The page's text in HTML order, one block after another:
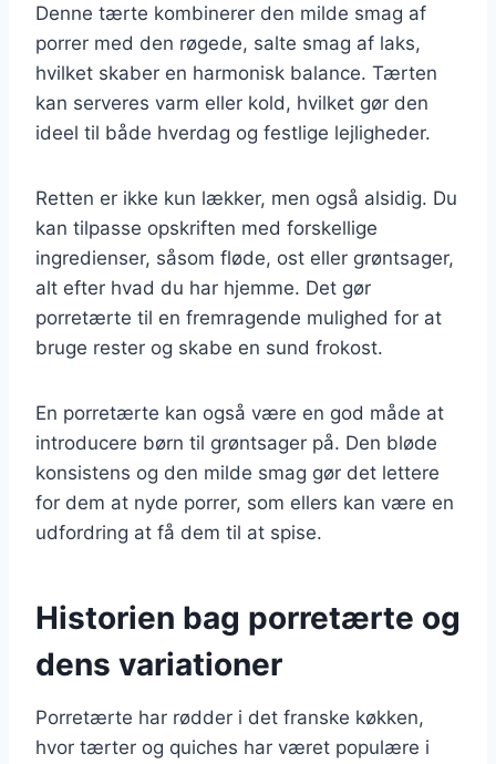
Denne tærte kombinerer den milde smag af
porrer med den røgede, salte smag af laks,
hvilket skaber en harmonisk balance. Tærten
kan serveres varm eller kold, hvilket gør den
ideel til både hverdag og festlige lejligheder.
Retten er ikke kun lækker, men også alsidig. Du
kan tilpasse opskriften med forskellige
ingredienser, såsom fløde, ost eller grøntsager,
alt efter hvad du har hjemme. Det gør
porretærte til en fremragende mulighed for at
bruge rester og skabe en sund frokost.
En porretærte kan også være en god måde at
introducere børn til grøntsager på. Den bløde
konsistens og den milde smag gør det lettere
for dem at nyde porrer, som ellers kan være en
udfordring at få dem til at spise.
Historien bag porretærte og
dens variationer
Porretærte har rødder i det franske køkken,
hvor tærter og quiches har været populære i